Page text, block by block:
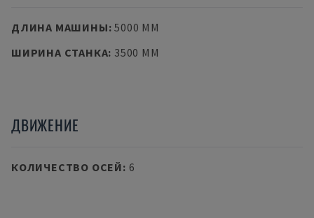
ДЛИНА МАШИНЫ:5000 MM
ШИРИНА СТАНКА: 3500 MM
ДВИЖЕНИЕ
КОЛИЧЕСТВО ОСЕЙ: 6